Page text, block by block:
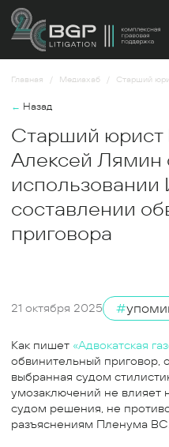
Главная Медиахаб Старший юрист BGP
← Назад
Старший юрист
Алексей Лямин
составлении
приговора
21 октября 2025 #
Как пишет «Адвокатская
обвинительный приговор,
выбранная судом
умозаключений не влияет
судом решения, не
разъяснениям Пленума